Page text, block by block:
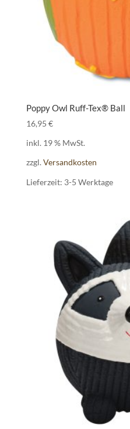
Poppy Owl Ruff-Tex® Ball
16,95 €
inkl. 19 % MwSt.
zzgl.Versandkosten
Lieferzeit: 3-5 Werktage